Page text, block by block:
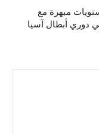
مبهرة مع
دوري أبطال آسيا